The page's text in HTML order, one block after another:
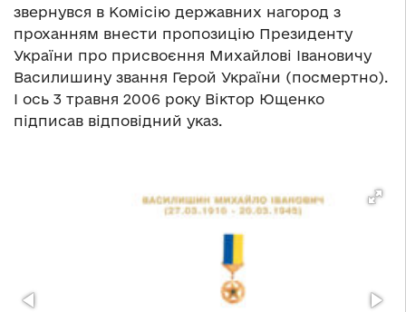
звернувся в Комісію державних нагород з
проханням внести пропозицію Президенту
України про присвоєння Михайлові Івановичу
Василишину звання Герой України (посмертно).
І ось 3 травня 2006 року Віктор Ющенко
підписав відповідний указ.